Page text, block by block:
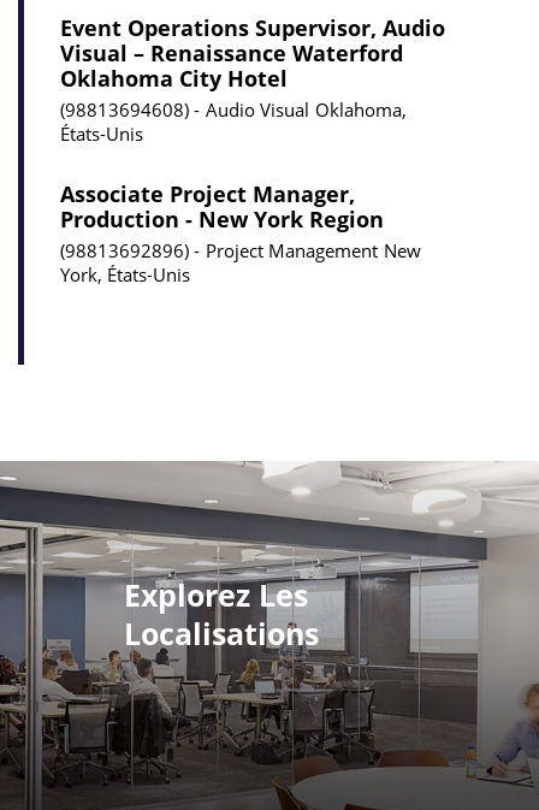
Event Operations Supervisor, Audio
Visual – Renaissance Waterford
Oklahoma City Hotel
98813694608 Audio Visual Oklahoma,
États-Unis
Associate Project Manager,
Production - New York Region
98813692896 Project Management New
York, États-Unis
Explorez Les
Localisations